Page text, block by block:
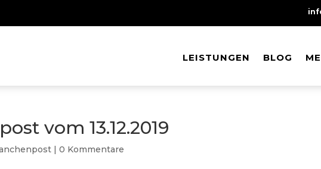
LEISTUNGEN BLOG
LEISTUNGEN BLOG
vom 13.12.2019
|0 Kommentare